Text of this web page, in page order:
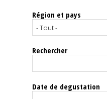
dégustation
Le
magazine
Région et pays
Rechercher
Date de degustation